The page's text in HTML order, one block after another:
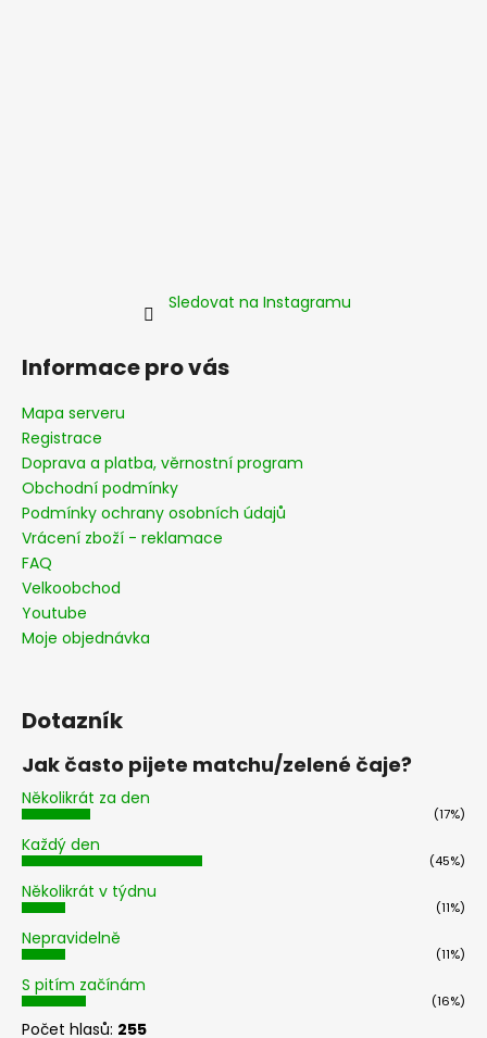
Sledovat na Instagramu
Informace pro vás
Mapa serveru
Registrace
Doprava a platba, věrnostní program
Obchodní podmínky
Podmínky ochrany osobních údajů
Vrácení zboží - reklamace
FAQ
Velkoobchod
Youtube
Moje objednávka
Dotazník
Jak často pijete matchu/zelené čaje?
Několikrát za den
(17%)
Každý den
(45%)
Několikrát v týdnu
(11%)
Nepravidelně
(11%)
S pitím začínám
(16%)
Počet hlasů: 255